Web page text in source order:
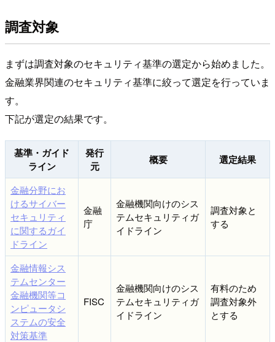
調査対象
まずは調査対象のセキュリティ基準の選定から始めました。
金融業界関連のセキュリティ基準に絞って選定を行っていま
す。
下記が選定の結果です。
基準・ガイド
ライン
発行
元
概要 選定結果
金融分野にお
けるサイバー
セキュリティ
に関するガイ
ドライン
金融
庁
金融機関向けのシス
テムセキュリティガ
イドライン
調査対象と
する
金融情報シス
テムセンター
金融機関等コ
ンピュータシ
ステムの安全
対策基準
FISC
金融機関向けのシス
テムセキュリティガ
イドライン
有料のため
調査対象外
とする